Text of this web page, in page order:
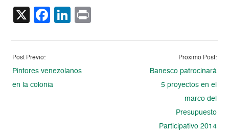
X Facebook
LinkedIn
Post Previo:
Pintores venezolanos
en la colonia
Proximo Post:
Banesco patrocinará
5 proyectos en el
marco del
Presupuesto
Participativo 2014